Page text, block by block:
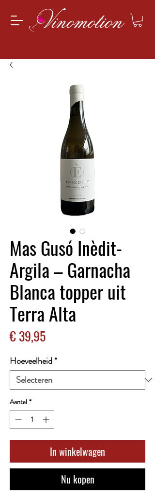
Mas Gusó Inèdit-
Argila – Garnacha
Blanca topper uit
Terra Alta
€ 39,95Prijs
Hoeveelheid*
Aantal *
In winkelwagen
Nu kopen